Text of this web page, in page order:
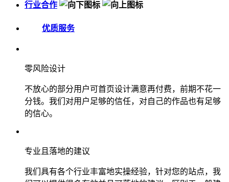
行业合作
优质服务
零风险设计
不放心的部分用户可首页设计满意再付费，前期不花一
分钱。我们对用户足够的信任，对自己的作品也有足够
的信心。
专业且落地的建议
我们具有各个行业丰富地实操经验，针对您的站点，我